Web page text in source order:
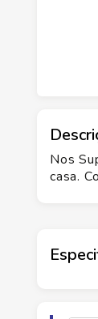
Nos
casa.